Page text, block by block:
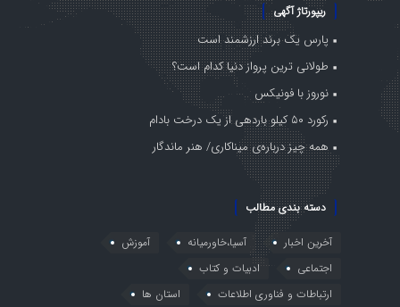
ریپورتاژ آگهی
پارس یک برند ارزشمند است
طولانی ترین پرواز دنیا کدام است؟
نوروز با فونیکس
رکورد ۵۰ کیلو باردهی از یک درخت بادام
همه چیز درباره‌ی میناکاری/ هنر ماندگار
دسته بندی مطالب
آخرین اخبار آسیا،خاورمیانه
آموزش
اجتماعی
ادبیات و کتاب
ارتباطات و فناوری اطلاعات
استان ها